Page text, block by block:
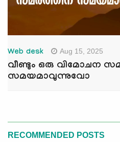
Web desk Aug 15, 2025
വീണ്ടും ഒരു വിമോചന
സമയമാവുന്നുവോ
RECOMMENDED POSTS